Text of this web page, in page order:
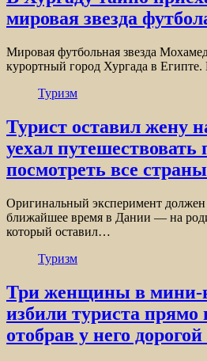
мировая звезда
Мировая футбольная звезда
курортный город Хургада в
Туризм
Турист оставил жену
уехал
посмотреть все страны
Оригинальный эксперимент должен
ближайшее время в Дании — на
который оставил…
Туризм
Три женщины в мини-
избили туриста прямо
отобрав у него